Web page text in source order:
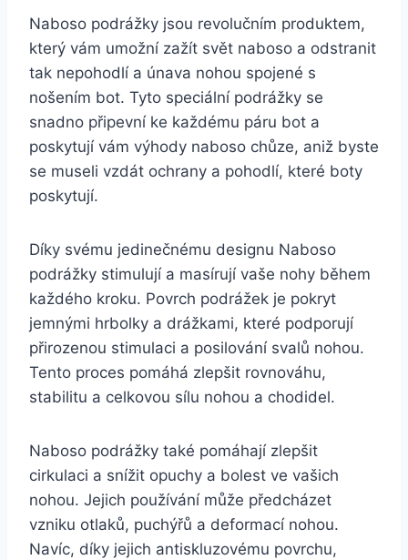
Naboso podrážky jsou ⁤revolučním produktem,
který vám umožní‌ zažít ⁤svět naboso a odstranit
tak ‌nepohodlí a únava nohou spojené s
nošením bot. Tyto speciální⁣ podrážky se
snadno připevní⁤ ke každému páru bot‍ a
poskytují vám výhody naboso chůze, aniž byste
se museli vzdát ochrany a⁤ pohodlí, které boty‍
poskytují.
Díky ​svému jedinečnému designu Naboso
podrážky stimulují a masírují⁣ vaše nohy během
každého​ kroku. Povrch podrážek ⁤je pokryt
‌jemnými hrbolky a drážkami, které podporují
⁢přirozenou stimulaci a posilování svalů nohou.
Tento proces pomáhá zlepšit rovnováhu,
stabilitu a ‍celkovou sílu ⁣nohou a chodidel.
Naboso podrážky také⁤ pomáhají zlepšit
cirkulaci a snížit ⁢opuchy a bolest ve ‍vašich
nohou. Jejich používání⁢ může ​předcházet
vzniku otlaků, puchýřů a deformací nohou.
Navíc, díky jejich antiskluzovému povrchu,